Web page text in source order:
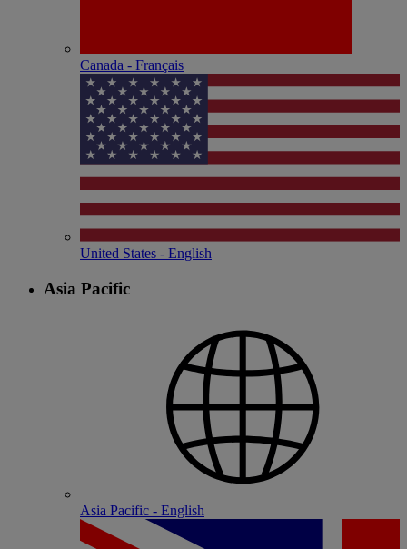
Canada - Français
United States - English
Asia Pacific
Asia Pacific - English